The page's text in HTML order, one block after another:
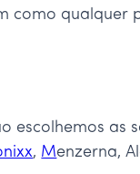
como
escolhemos as
, Menzerna,